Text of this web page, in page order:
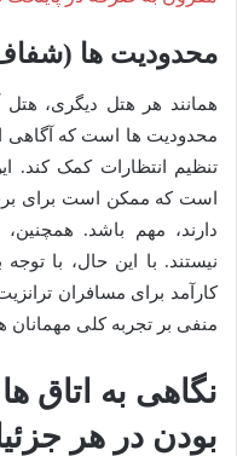
محدودیت ها
همانند هر هتل دیگری، هتل
محدودیت ها است که آگاهی
تنظیم انتظارات کمک کند.
است که ممکن است برای
دارند، مهم باشد.
نیستند. با این حال، با
کارآمد برای مسافران
منفی بر تجربه کلی
نگاهی به اتاق
بودن در هر